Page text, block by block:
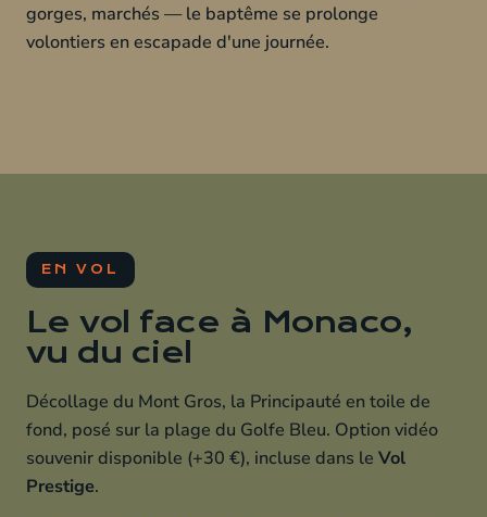
gorges, marchés — le baptême se prolonge
volontiers en escapade d'une journée.
EN VOL
Le vol face à Monaco,
vu du ciel
Décollage du Mont Gros, la Principauté en toile de
fond, posé sur la plage du Golfe Bleu. Option vidéo
souvenir disponible (+30 €), incluse dans le Vol
Prestige.